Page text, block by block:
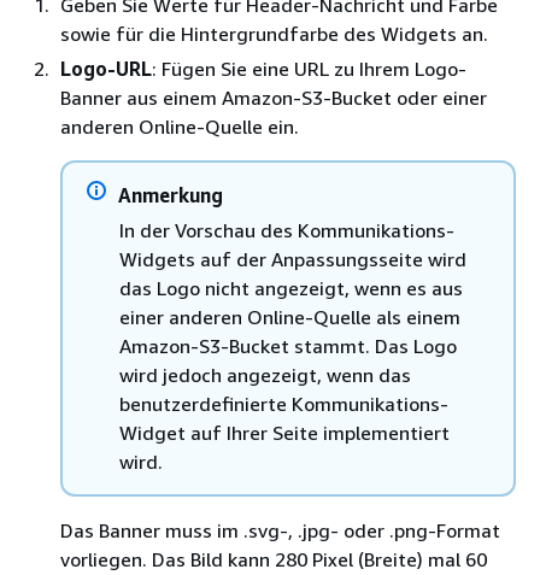
Geben Sie Werte für Header-Nachricht und Farbe
sowie für die Hintergrundfarbe des Widgets an.
Logo-URL: Fügen Sie eine URL zu Ihrem Logo-
Banner aus einem Amazon-S3-Bucket oder einer
anderen Online-Quelle ein.
Anmerkung
In der Vorschau des Kommunikations-
Widgets auf der Anpassungsseite wird
das Logo nicht angezeigt, wenn es aus
einer anderen Online-Quelle als einem
Amazon-S3-Bucket stammt. Das Logo
wird jedoch angezeigt, wenn das
benutzerdefinierte Kommunikations-
Widget auf Ihrer Seite implementiert
wird.
Das Banner muss im .svg-, .jpg- oder .png-Format
vorliegen. Das Bild kann 280 Pixel (Breite) mal 60